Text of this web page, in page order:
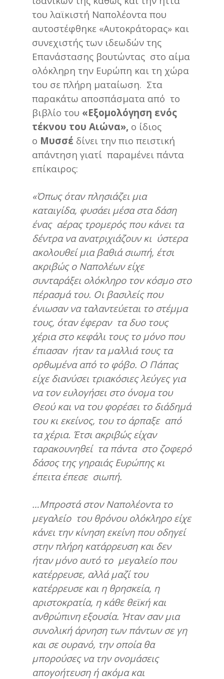
του λαϊκιστή Ναπολέοντα που
αυτοστέφθηκε «Αυτοκράτορας» και
συνεχιστής των ιδεωδών της
Επανάστασης βουτώντας στο αίμα
ολόκληρη την Ευρώπη και τη χώρα
του σε πλήρη ματαίωση. Στα
παρακάτω αποσπάσματα από το
βιβλίο του «Εξομολόγηση ενός
τέκνου του Αιώνα», ο ίδιος
ο Μυσσέ δίνει την πιο πειστική
απάντηση γιατί παραμένει πάντα
επίκαιρος:
«Όπως όταν πλησιάζει μια
καταιγίδα, φυσάει μέσα στα δάση
ένας αέρας τρομερός που κάνει τα
δέντρα να ανατριχιάζουν κι ύστερα
ακολουθεί μια βαθιά σιωπή, έτσι
ακριβώς ο Ναπολέων είχε
συνταράξει ολόκληρο τον κόσμο στο
πέρασμά του. Οι βασιλείς που
ένιωσαν να ταλαντεύεται το στέμμα
τους, όταν έφεραν τα δυο τους
χέρια στο κεφάλι τους το μόνο που
έπιασαν ήταν τα μαλλιά τους τα
ορθωμένα από το φόβο. Ο Πάπας
είχε διανύσει τριακόσιες λεύγες για
να τον ευλογήσει στο όνομα του
Θεού και να του φορέσει το διάδημά
του κι εκείνος, του το άρπαξε από
τα χέρια. Έτσι ακριβώς είχαν
ταρακουνηθεί τα πάντα στο ζοφερό
δάσος της γηραιάς Ευρώπης κι
έπειτα έπεσε σιωπή.
…Μπροστά στον Ναπολέοντα το
μεγαλείο του θρόνου ολόκληρο είχε
κάνει την κίνηση εκείνη που οδηγεί
στην πλήρη κατάρρευση και δεν
ήταν μόνο αυτό το μεγαλείο που
κατέρρευσε, αλλά μαζί του
κατέρρευσε και η θρησκεία, η
αριστοκρατία, η κάθε θεϊκή και
ανθρώπινη εξουσία. Ήταν σαν μια
συνολική άρνηση των πάντων σε γη
και σε ουρανό, την οποία θα
μπορούσες να την ονομάσεις
απογοήτευση ή ακόμα και